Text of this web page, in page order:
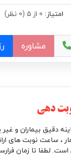
امتیاز:
مشاوره
دهی
دقیق بیماران و
، ساعت نوبت های
است. لطفا تا زمان